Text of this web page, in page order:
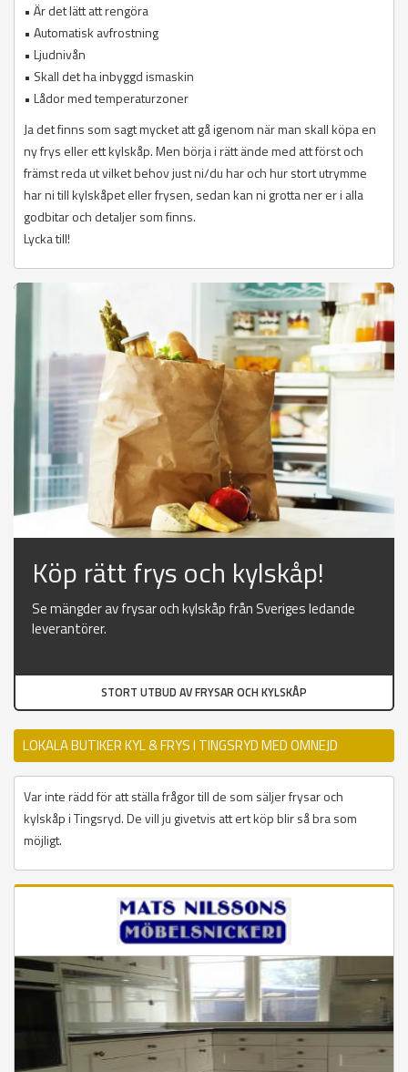
• Är det lätt att rengöra
• Automatisk avfrostning
• Ljudnivån
• Skall det ha inbyggd ismaskin
• Lådor med temperaturzoner
Ja det finns som sagt mycket att gå igenom när man skall köpa en
ny frys eller ett kylskåp. Men börja i rätt ände med att först och
främst reda ut vilket behov just ni/du har och hur stort utrymme
har ni till kylskåpet eller frysen, sedan kan ni grotta ner er i alla
godbitar och detaljer som finns.
Lycka till!
Köp rätt frys och kylskåp!
Se mängder av frysar och kylskåp från Sveriges ledande
leverantörer.
STORT UTBUD AV FRYSAR OCH KYLSKÅP
LOKALA BUTIKER KYL & FRYS I TINGSRYD MED OMNEJD
Var inte rädd för att ställa frågor till de som säljer frysar och
kylskåp i Tingsryd. De vill ju givetvis att ert köp blir så bra som
möjligt.